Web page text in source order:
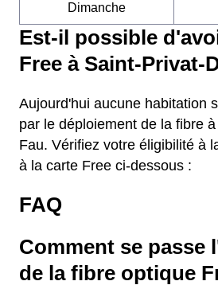
Dimanche
Est-il possible
Free à Saint-Privat-
Aujourd'hui aucune habitation
par le déploiement de la fibre
Fau. Vérifiez votre éligibilité à
à la carte Free ci-dessous :
FAQ
Comment se passe
de la fibre optique